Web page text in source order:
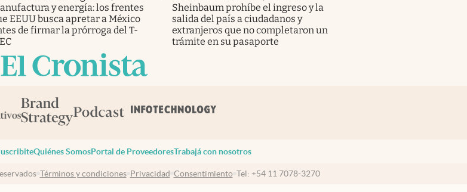
y energía: los frentes
EEUU busca apretar a México
de firmar la prórroga del T-
Sheinbaum prohíbe el ingreso y la
salida del país a ciudadanos y
extranjeros que no completaron un
trámite en su pasaporte
Quiénes SomosPortal de ProveedoresTrabajá con nosotros
Términos y condiciones Privacidad Consentimiento Tel: +54 11 7078-3270